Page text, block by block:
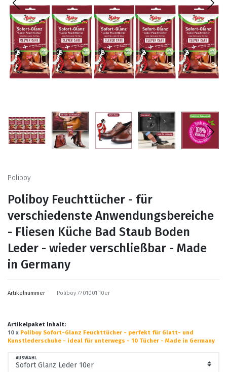
Poliboy
Poliboy Feuchttücher - für
verschiedenste Anwendungsbereiche
- Fliesen Küche Bad Staub Boden
Leder - wieder verschließbar - Made
in Germany
Artikelnummer Poliboy 7701001 10er
Artikelpaket Inhalt:
10 x Poliboy Sofort-Glanz Feuchttücher - perfekt für Glatt- und
Kunstlederschuhe - ideal für unterwegs - 10 Tücher - Made in Germany
AUSWAHL